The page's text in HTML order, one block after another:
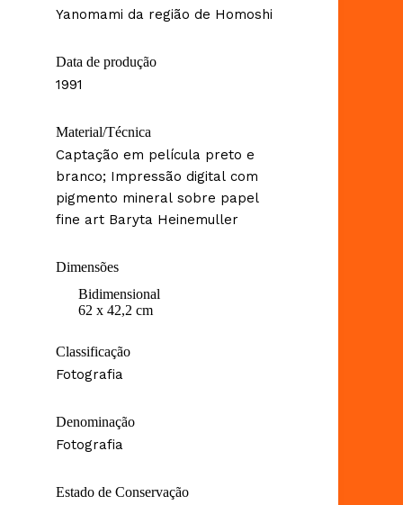
Yanomami da região de Homoshi
Data de produção
1991
Material/Técnica
Captação em película preto e
branco; Impressão digital com
pigmento mineral sobre papel
fine art Baryta Heinemuller
Dimensões
Bidimensional
62 x 42,2 cm
Classificação
Fotografia
Denominação
Fotografia
Estado de Conservação